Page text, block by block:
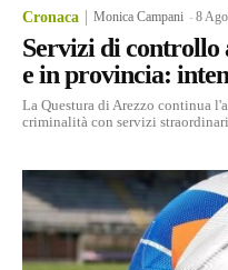
Cronaca Monica Campani -8
Servizi di controllo
e in provincia:
La Questura di Arezzo continua
criminalità con servizi